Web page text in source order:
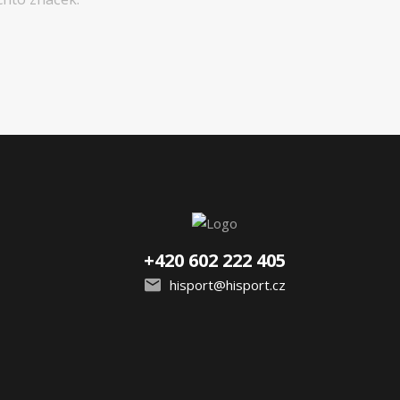
+420 602 222 405
hisport@hisport.cz